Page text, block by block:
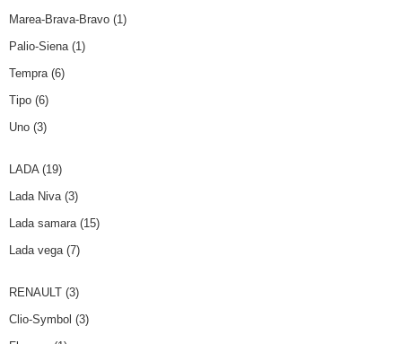
Marea-Brava-Bravo (1)
Palio-Siena(1)
Tempra(6)
Tipo (6)
Uno (3)
LADA(19)
Lada Niva(3)
Lada samara(15)
Lada vega(7)
RENAULT (3)
Clio-Symbol (3)